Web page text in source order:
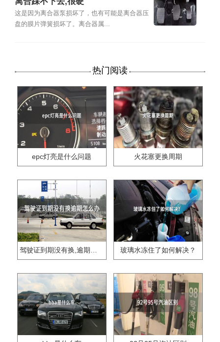
这是因为离合器泵损坏了，也有可能是离合器压
盘的膜片弹簧损坏了。离合器属...
热门阅读
epc灯亮是什么问题 火花塞更换周期
驾驶证到期没有换,逾期怎么办?? 玻璃水冻住了如何解决？